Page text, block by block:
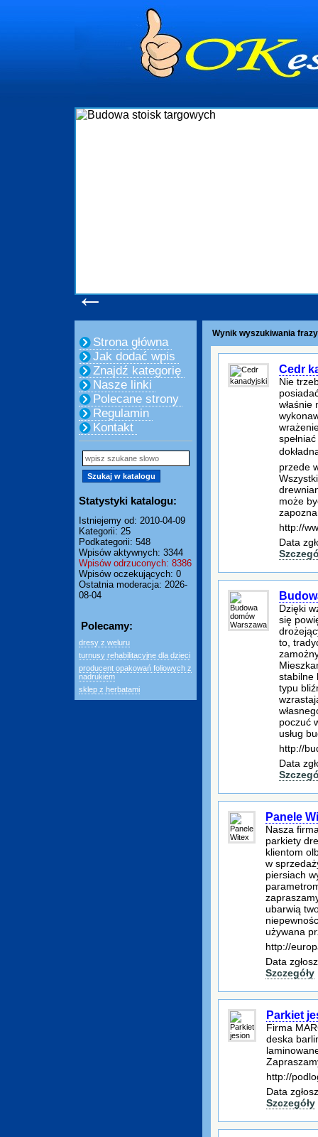
←
Strona główna
Jak dodać wpis
Znajdź kategorię
Nasze linki
Polecane strony
Regulamin
Kontakt
Statystyki katalogu:
Istniejemy od: 2010-04-09
Kategorii: 25
Podkategorii: 548
Wpisów aktywnych: 3344
Wpisów odrzuconych: 8386
Wpisów oczekujących: 0
Ostatnia moderacja: 2026-
08-04
Polecamy:
dresy z weluru
turnusy rehabilitacyjne dla dzieci
producent opakowań foliowych z
nadrukiem
sklep z herbatami
Wynik wyszukiwania
Cedr
Nie
właśnie
przede
może
http://
Data
Dzięki
się
to,
stabilne
typu
poczuć
usług
http://
Data
Panele
Nasza
parkiety
klientom
w
piersiach
ubarwią
używana
http://
Data
Szczegóły
Parkiet
Firma
deska
http://
Data
Szczegóły